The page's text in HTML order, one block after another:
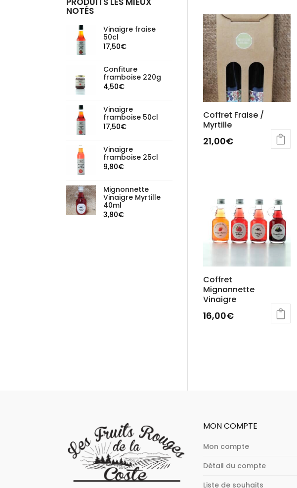
Coffret Fraise /
Myrtille
21,00€
Coffret
Mignonnette
Vinaigre
16,00€
NOTÉS
Vinaigre fraise
50cl
17,50€
Confiture
framboise 220g
4,50€
Vinaigre
framboise 50cl
17,50€
Vinaigre
framboise 25cl
9,80€
Mignonnette
Vinaigre Myrtille
40ml
3,80€
MON COMPTE
Mon compte
Détail du compte
Liste de souhaits